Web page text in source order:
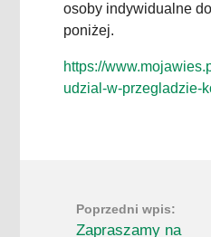
osoby indywidualne
poniżej.
https://
udzial-w-przegladzie-
Zapraszamy na